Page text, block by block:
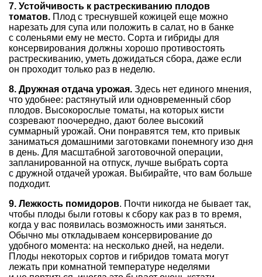
7. Устойчивость к растрескиванию плодов
томатов. Плод с треснувшей кожицей еще можно
нарезать для супа или положить в салат, но в банке
с соленьями ему не место. Сорта и гибриды для
консервирования должны хорошо противостоять
растрескиванию, уметь дожидаться сбора, даже если
он проходит только раз в неделю.
8. Дружная отдача урожая. Здесь нет единого мнения,
что удобнее: растянутый или одновременный сбор
плодов. Высокорослые томаты, на которых кисти
созревают поочередно, дают более высокий
суммарный урожай. Они понравятся тем, кто привык
заниматься домашними заготовками понемногу изо дня
в день. Для масштабной заготовочной операции,
запланированной на отпуск, лучше выбрать сорта
с дружной отдачей урожая. Выбирайте, что вам больше
подходит.
9. Лежкость помидоров. Почти никогда не бывает так,
чтобы плоды были готовы к сбору как раз в то время,
когда у вас появилась возможность ими заняться.
Обычно мы откладываем консервирование до
удобного момента: на несколько дней, на недели.
Плоды некоторых сортов и гибридов томата могут
лежать при комнатной температуре неделями